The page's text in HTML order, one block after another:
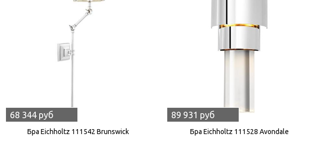
68 344 руб
Бра Eichholtz 111542 Brunswick
89 931 руб
Бра Eichholtz 111528 Avondale